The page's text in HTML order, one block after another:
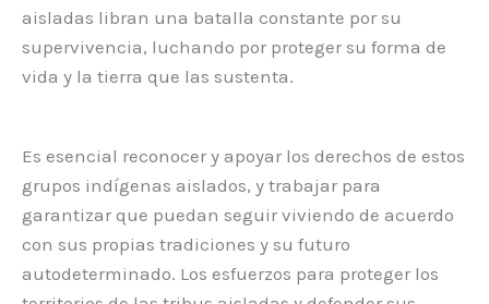
aisladas libran una batalla constante por su
supervivencia, luchando por proteger su forma de
vida y la tierra que las sustenta.
Es esencial reconocer y apoyar los derechos de estos
grupos indígenas aislados, y trabajar para
garantizar que puedan seguir viviendo de acuerdo
con sus propias tradiciones y su futuro
autodeterminado. Los esfuerzos para proteger los